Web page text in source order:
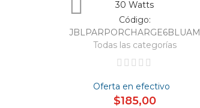
30 Watts
Código:
JBLPARPORCHARGE6BLUAM
Todas las categorías
Oferta en efectivo
$185,00